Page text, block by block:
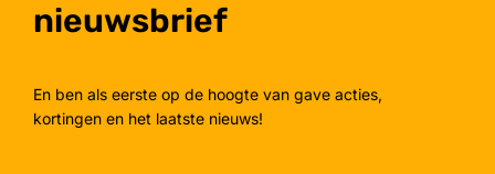
nieuwsbrief
En ben als eerste op de hoogte van gave acties,
kortingen en het laatste nieuws!